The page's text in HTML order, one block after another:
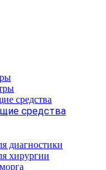
средства
диагностики
хирургии